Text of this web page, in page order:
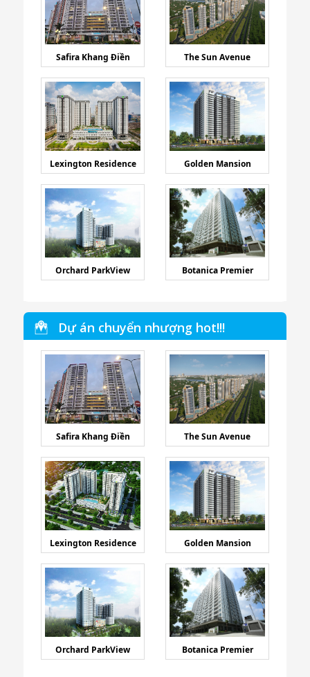
Safira Khang Điền The Sun Avenue
Lexington Residence Golden Mansion
Orchard ParkView Botanica Premier
Dự án chuyển nhượng hot!!!
Safira Khang Điền The Sun Avenue
Lexington Residence Golden Mansion
Orchard ParkView Botanica Premier